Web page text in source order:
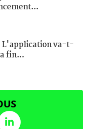
L'application va-t-
fin...